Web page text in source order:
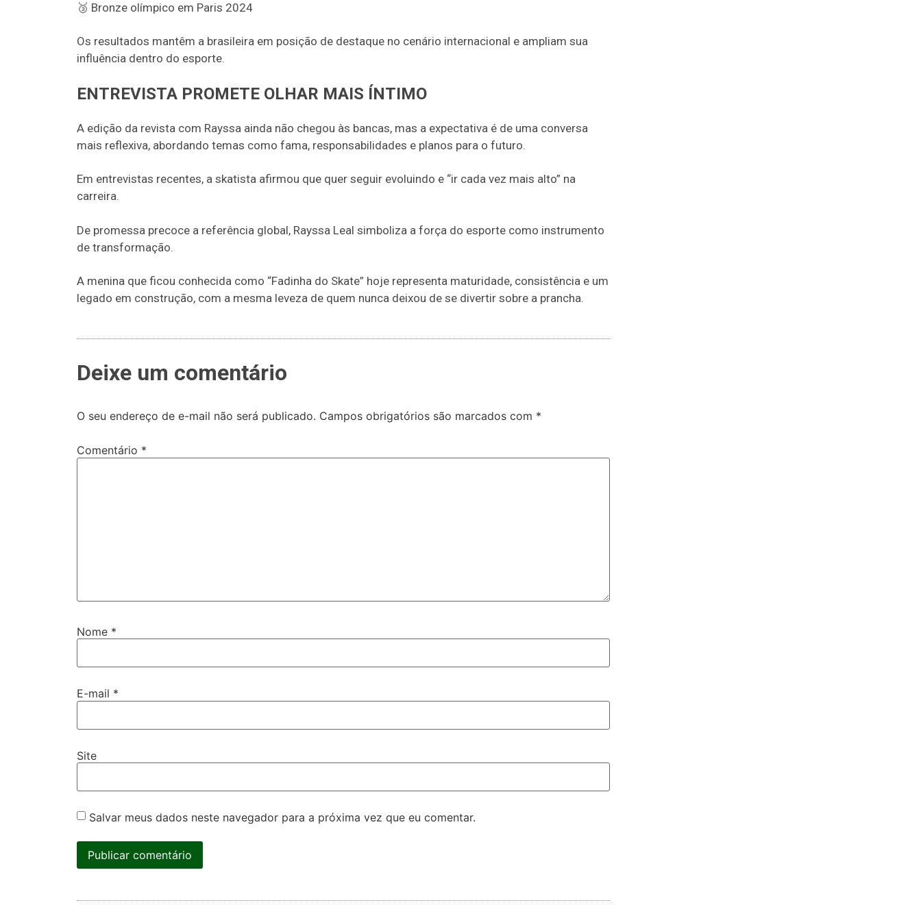
🥉 Bronze olímpico em Paris 2024
Os resultados mantêm a brasileira em posição de destaque no cenário internacional e ampliam sua
influência dentro do esporte.
ENTREVISTA PROMETE OLHAR MAIS ÍNTIMO
A edição da revista com Rayssa ainda não chegou às bancas, mas a expectativa é de uma conversa
mais reflexiva, abordando temas como fama, responsabilidades e planos para o futuro.
Em entrevistas recentes, a skatista afirmou que quer seguir evoluindo e “ir cada vez mais alto” na
carreira.
De promessa precoce a referência global, Rayssa Leal simboliza a força do esporte como instrumento
de transformação.
A menina que ficou conhecida como “Fadinha do Skate” hoje representa maturidade, consistência e um
legado em construção, com a mesma leveza de quem nunca deixou de se divertir sobre a prancha.
Deixe um comentário
O seu endereço de e-mail não será publicado. Campos obrigatórios são marcados com *
Comentário *
Nome *
E-mail *
Site
Salvar meus dados neste navegador para a próxima vez que eu comentar.